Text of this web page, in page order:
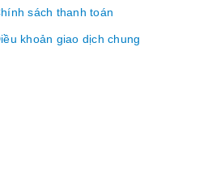
sách thanh toán
khoản giao dịch chung